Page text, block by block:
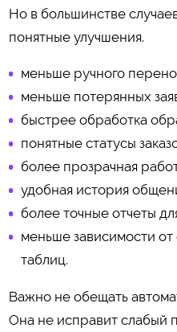
Но в большинстве
понятные улучшения.
меньше ручного
меньше потерянных
быстрее обработка
понятные статусы
более прозрачная
удобная история
более точные отчеты
меньше зависимости
таблиц.
Важно не обещать
Она не исправит слабый